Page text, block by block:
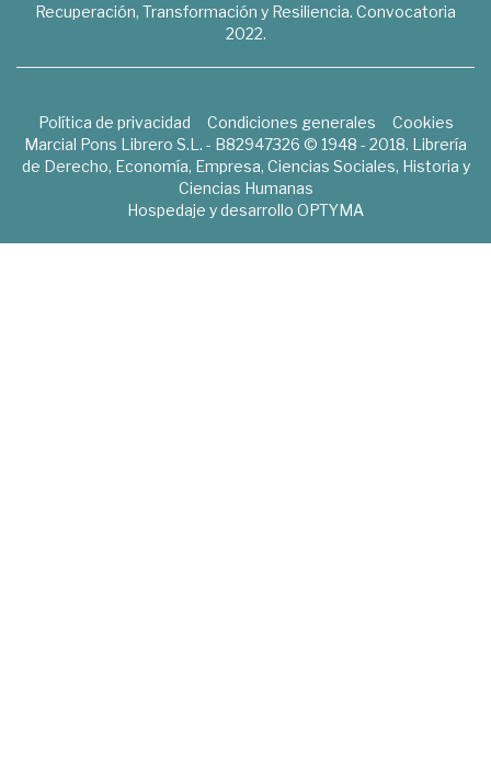
Recuperación, Transformación y Resiliencia. Convocatoria
2022.
Política de privacidad Condiciones generales
Cookies
Marcial Pons Librero S.L. - B82947326 © 1948 - 2018. Librería
de Derecho, Economía, Empresa, Ciencias Sociales, Historia y
Ciencias Humanas
Hospedaje y desarrollo OPTYMA